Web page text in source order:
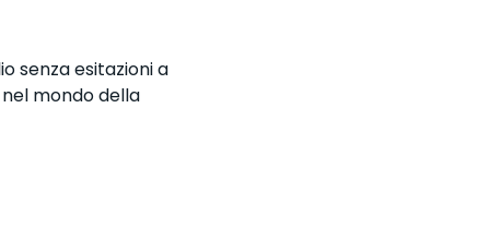
senza esitazioni a
mondo della